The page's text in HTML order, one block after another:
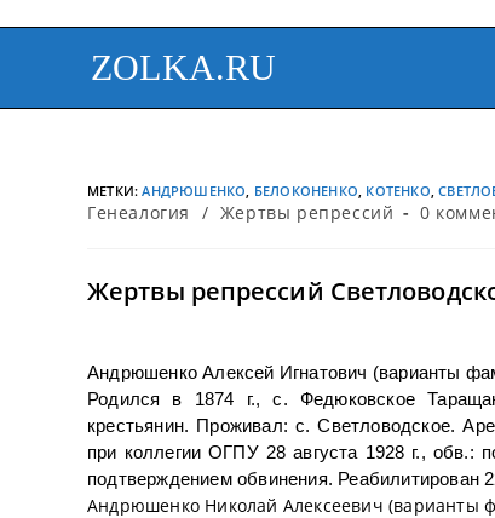
ZOLKA.RU
МЕТКИ:АНДРЮШЕНКО, БЕЛОКОНЕНКО, КОТЕНКО,
Генеалогия / Жертвы репрессий 0
Жертвы репрессий
Андрюшенко Алексей Игнатович (варианты
Родился в 1874 г., с. Федюковское
крестьянин. Проживал: с. Светловодское.
при коллегии ОГПУ 28 августа 1928 г., обв.:
подтверждением обвинения. Реабилитирован
Андрюшенко Николай Алексеевич (варианты